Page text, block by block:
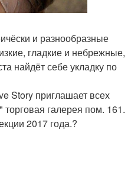
и разнообразные
гладкие и небрежные,
найдёт себе укладку по
Story приглашает всех
галерея пом. 161.
2017 года.?